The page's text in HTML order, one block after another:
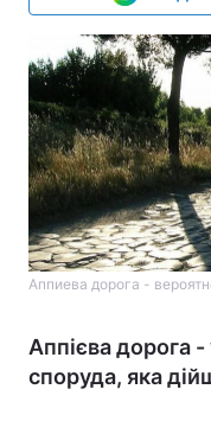
Аппиева дорога -
Аппієва дорога
споруда, яка